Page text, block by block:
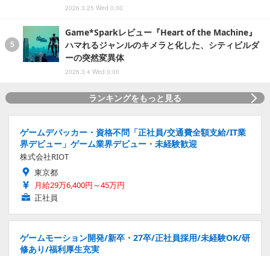
2026.3.25 Wed 0:00
Game*Sparkレビュー『Heart of the Machine』
ハマれるジャンルのキメラと化した、シティビルダ
ーの突然変異体
2026.3.4 Wed 0:00
ランキングをもっと見る
ゲームデバッカー・資格不問「正社員/交通費全額支給/IT業
界デビュー」ゲーム業界デビュー・未経験歓迎
株式会社RIOT
東京都
月給29万6,400円～45万円
正社員
ゲームモーション開発/新卒・27卒/正社員採用/未経験OK/研
修あり/福利厚生充実